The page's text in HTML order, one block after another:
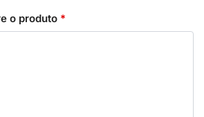
o produto *